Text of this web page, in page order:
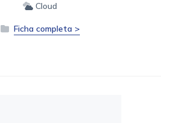
Cloud
Ficha completa >